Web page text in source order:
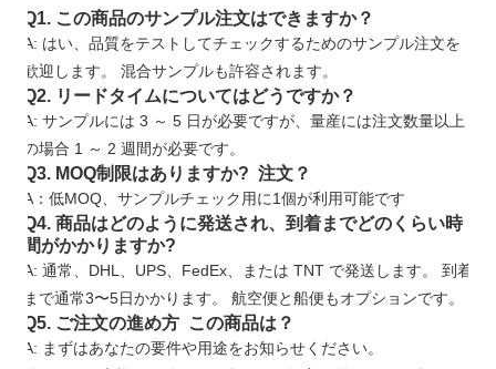
Q1. この商品のサンプル注文はできますか？
A: はい、品質をテストしてチェックするためのサンプル注文を
歓迎します。 混合サンプルも許容されます。
Q2. リードタイムについてはどうですか？
A: サンプルには 3 ～ 5 日が必要ですが、量産には注文数量以上
の場合 1 ～ 2 週間が必要です。
Q3. MOQ制限はありますか? 注文？
A：低MOQ、サンプルチェック用に1個が利用可能です
Q4. 商品はどのように発送され、到着までどのくらい時
間がかかりますか?
A: 通常、DHL、UPS、FedEx、または TNT で発送します。 到着
まで通常3〜5日かかります。 航空便と船便もオプションです。
Q5. ご注文の進め方 この商品は？
A: まずはあなたの要件や用途をお知らせください。